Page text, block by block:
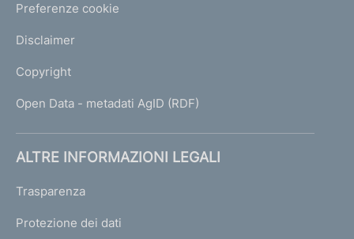
Preferenze cookie
Disclaimer
Copyright
Open Data - metadati AgID (RDF)
ALTRE INFORMAZIONI LEGALI
Trasparenza
Protezione dei dati